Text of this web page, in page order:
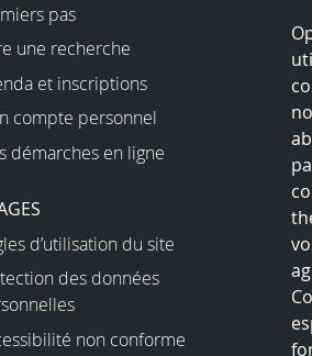
pas
une recherche
et inscriptions
compte personnel
démarches en ligne
d’utilisation du site
des données
non conforme